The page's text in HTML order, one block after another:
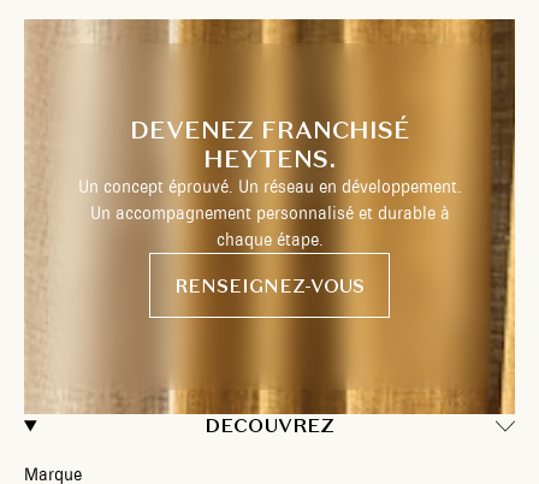
DECOUVREZ
Marque
DEVENEZ FRANCHISÉ
HEYTENS.
Un concept éprouvé. Un réseau en développement.
Un accompagnement personnalisé et durable à
chaque étape.
RENSEIGNEZ-VOUS